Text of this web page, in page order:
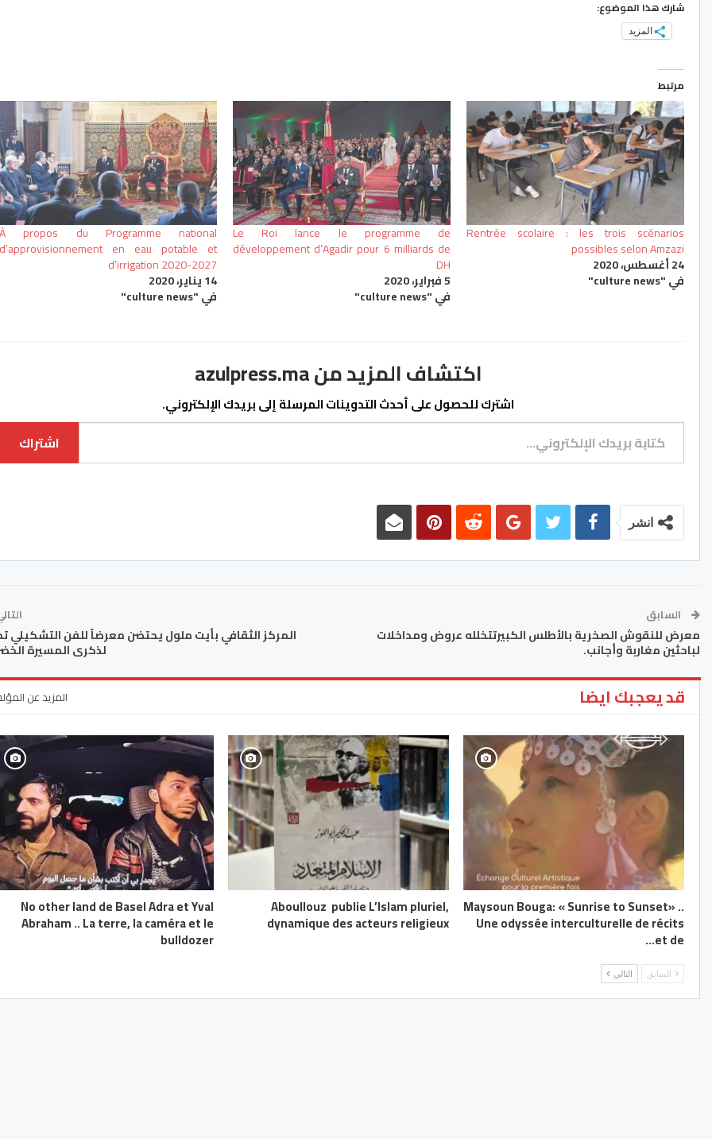
شارك هذا الموضوع:
المزيد
مرتبط
Rentrée scolaire : les trois scénarios
possibles selon Amzazi
24 أغسطس، 2020
في "culture news"
Le Roi lance le programme de
développement d’Agadir pour 6 milliards de
DH
5 فبراير، 2020
في "culture news"
À propos du Programme national
d’approvisionnement en eau potable et
d’irrigation 2020-2027
14 يناير، 2020
في "culture news"
اكتشاف المزيد من azulpress.ma
اشترك للحصول على أحدث التدوينات المرسلة إلى بريدك الإلكتروني.
كتابة بريدك الإلكتروني...
اشتراك
انشر
السابق
معرض للنقوش الصخرية بالأطلس الكبيرتتخلله عروض ومداخلات
لباحثين مغاربة وأجانب.
المركز الثقافي بأيت ملول يحتضن معرضاً للفن التشكيلي
لذكرى المسيرة
قد يعجبك ايضا المزيد عن
Maysoun Bouga: « Sunrise to Sunset» ..
Une odyssée interculturelle de récits
et de…
Aboullouz publie L’Islam pluriel,
dynamique des acteurs religieux
No other land de Basel Adra et Yval
Abraham .. La terre, la caméra et le
bulldozer
السابق التالي